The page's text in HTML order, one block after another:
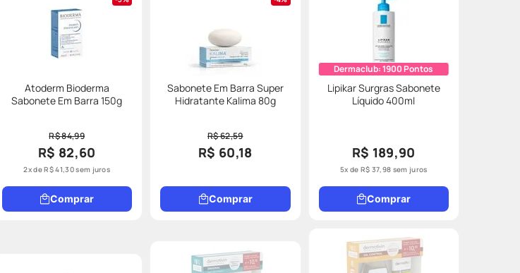
Atoderm Bioderma
Sabonete Em Barra 150g
R$ 84,99
R$ 82,60
2x deR$41,30sem juros
Comprar
Sabonete Em Barra Super
Hidratante Kalima 80g
R$ 62,59
R$ 60,18
Comprar
Dermaclub:1900Pontos
Lipikar Surgras Sabonete
Líquido 400ml
R$ 189,90
5x de R$ 37,98 sem juros
Comprar